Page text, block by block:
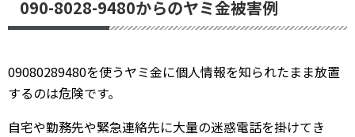
090-8028-9480からのヤミ金被害例
09080289480を使うヤミ金に個人情報を知られたまま放置
するのは危険です。
自宅や勤務先や緊急連絡先に大量の迷惑電話を掛けてき